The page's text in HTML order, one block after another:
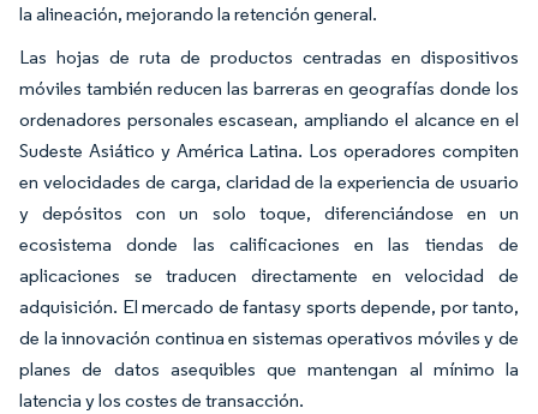
la alineación, mejorando la retención general.
Las hojas de ruta de productos centradas en dispositivos
móviles también reducen las barreras en geografías donde los
ordenadores personales escasean, ampliando el alcance en el
Sudeste Asiático y América Latina. Los operadores compiten
en velocidades de carga, claridad de la experiencia de usuario
y depósitos con un solo toque, diferenciándose en un
ecosistema donde las calificaciones en las tiendas de
aplicaciones se traducen directamente en velocidad de
adquisición. El mercado de fantasy sports depende, por tanto,
de la innovación continua en sistemas operativos móviles y de
planes de datos asequibles que mantengan al mínimo la
latencia y los costes de transacción.